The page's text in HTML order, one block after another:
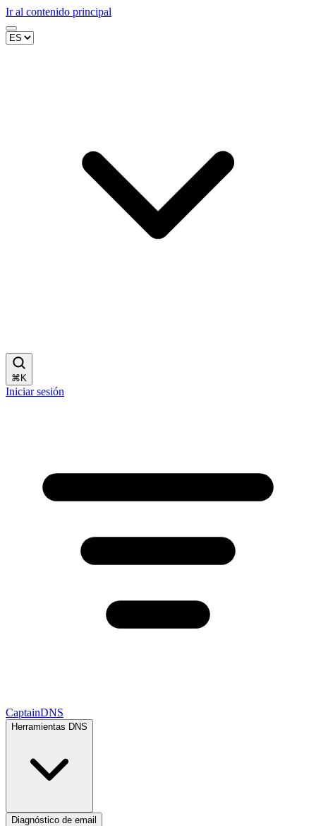
Ir al contenido principal
⌘ K
Iniciar sesión
CaptainDNS
Herramientas DNS
Diagnóstico de email